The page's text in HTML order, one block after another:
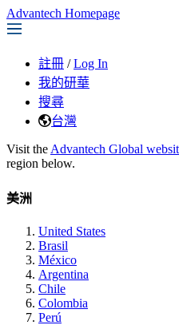
Advantech Homepage
註冊 / Log In
我的研華
搜尋
台灣
Visit the Advantech Global
region below.
美洲
United States
Brasil
México
Argentina
Chile
Colombia
Perú